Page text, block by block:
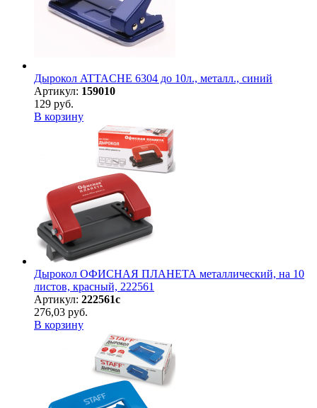
Дырокол ATTACHE 6304 до 10л., металл., синий
Артикул: 159010
129 руб.
В корзину
Дырокол ОФИСНАЯ ПЛАНЕТА металлический, на 10
листов, красный, 222561
Артикул: 222561с
276,03 руб.
В корзину